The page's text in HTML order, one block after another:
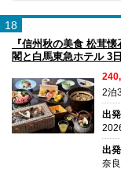
18
『信州秋の美食 松茸
閣と白馬東急ホテル 3
2泊
出
出
奈